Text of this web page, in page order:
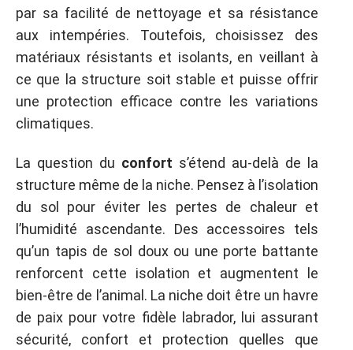
par sa facilité de nettoyage et sa résistance
aux intempéries. Toutefois, choisissez des
matériaux résistants et isolants, en veillant à
ce que la structure soit stable et puisse offrir
une protection efficace contre les variations
climatiques.
La question du confort s’étend au-delà de la
structure même de la niche. Pensez à l’isolation
du sol pour éviter les pertes de chaleur et
l’humidité ascendante. Des accessoires tels
qu’un tapis de sol doux ou une porte battante
renforcent cette isolation et augmentent le
bien-être de l’animal. La niche doit être un havre
de paix pour votre fidèle labrador, lui assurant
sécurité, confort et protection quelles que